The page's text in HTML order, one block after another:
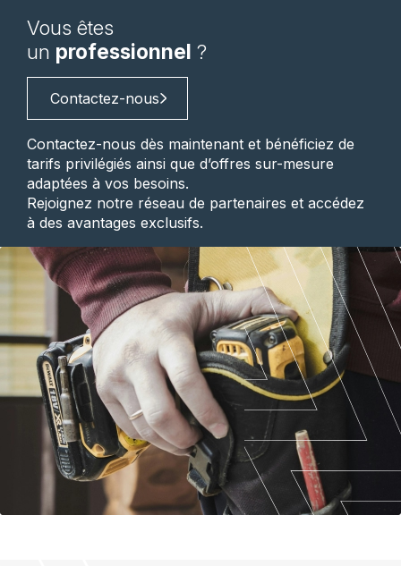
Vous êtes
un professionnel ?
Contactez-nous
Contactez-nous dès maintenant et bénéficiez de
tarifs privilégiés ainsi que d’offres sur-mesure
adaptées à vos besoins.
Rejoignez notre réseau de partenaires et accédez
à des avantages exclusifs.